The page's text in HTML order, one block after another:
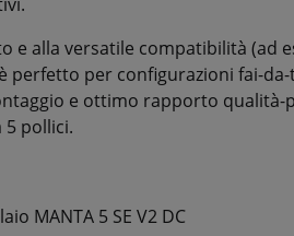
e alla versatile compatibilità (ad
perfetto per configurazioni fai-
e ottimo rapporto qualità-
5 pollici.
MANTA 5 SE V2 DC